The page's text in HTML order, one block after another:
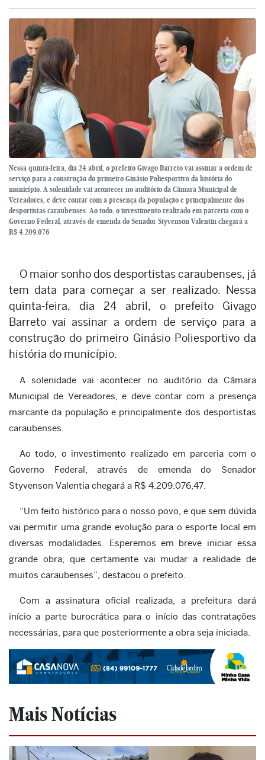
Nessa quinta-feira, dia 24 abril, o prefeito Givago Barreto vai assinar a ordem de
serviço para a construção do primeiro Ginásio Poliesportivo da história do
município. A solenidade vai acontecer no auditório da Câmara Municipal de
Vereadores, e deve contar com a presença da população e principalmente dos
desportistas caraubenses. Ao todo, o investimento realizado em parceria com o
Governo Federal, através de emenda do Senador Styvenson Valentin chegará a
R$ 4.209.076
O maior sonho dos desportistas caraubenses, já
tem data para começar a ser realizado. Nessa
quinta-feira, dia 24 abril, o prefeito Givago
Barreto vai assinar a ordem de serviço para a
construção do primeiro Ginásio Poliesportivo da
história do município.
A solenidade vai acontecer no auditório da Câmara
Municipal de Vereadores, e deve contar com a presença
marcante da população e principalmente dos desportistas
caraubenses.
Ao todo, o investimento realizado em parceria com o
Governo Federal, através de emenda do Senador
Styvenson Valentia chegará a R$ 4.209.076,47.
“Um feito histórico para o nosso povo, e que sem dúvida
vai permitir uma grande evolução para o esporte local em
diversas modalidades. Esperemos em breve iniciar essa
grande obra, que certamente vai mudar a realidade de
muitos caraubenses”, destacou o prefeito.
Com a assinatura oficial realizada, a prefeitura dará
início a parte burocrática para o início das contratações
necessárias, para que posteriormente a obra seja iniciada.
Mais Notícias